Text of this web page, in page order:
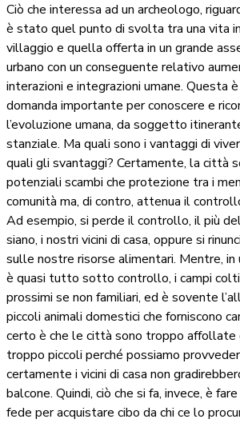
Ciò che interessa ad un archeologo,
è stato quel punto di svolta tra una vita
villaggio e quella offerta in un grande
urbano con un conseguente relativo
interazioni e integrazioni umane. Questa
domanda importante per conoscere e
l’evoluzione umana, da soggetto
stanziale. Ma quali sono i vantaggi di
quali gli svantaggi? Certamente, la città
potenziali scambi che protezione tra i
comunità ma, di contro, attenua il
Ad esempio, si perde il controllo, il più
siano, i nostri vicini di casa, oppure si
sulle nostre risorse alimentari. Mentre, in
è quasi tutto sotto controllo, i campi
prossimi se non familiari, ed è sovente
piccoli animali domestici che forniscono
certo è che le città sono troppo affollate
troppo piccoli perché possiamo
certamente i vicini di casa non
balcone. Quindi, ciò che si fa, invece, è
fede per acquistare cibo da chi ce lo